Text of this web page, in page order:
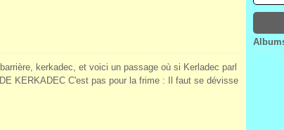
kerkadec, et voici un passage où si Kerladec parl
KERKADEC C'est pas pour la frime : Il faut se dévisse